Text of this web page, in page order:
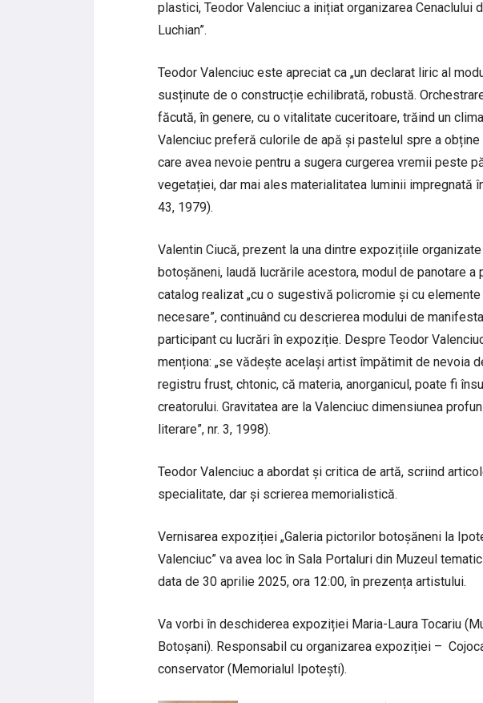
plastici, Teodor Valenciuc a inițiat organizarea Cenaclului
Luchian”.
Teodor Valenciuc este apreciat ca „un declarat liric al
susținute de o construcție echilibrată, robustă.
făcută, în genere, cu o vitalitate cuceritoare, trăind un
Valenciuc preferă culorile de apă și pastelul spre a
care avea nevoie pentru a sugera curgerea vremii peste
vegetației, dar mai ales materialitatea luminii impregnată în
43, 1979).
Valentin Ciucă, prezent la una dintre expozițiile
botoșăneni, laudă lucrările acestora, modul de panotare a
catalog realizat „cu o sugestivă policromie și cu
necesare”, continuând cu descrierea modului de
participant cu lucrări în expoziție. Despre Teodor
menționa: „se vădește același artist împătimit de nevoia
registru frust, chtonic, că materia, anorganicul, poate fi
creatorului. Gravitatea are la Valenciuc dimensiunea
literare”, nr. 3, 1998).
Teodor Valenciuc a abordat și critica de artă, scriind
specialitate, dar și scrierea memorialistică.
Vernisarea expoziției „Galeria pictorilor botoșăneni la
Valenciuc” va avea loc în Sala Portaluri din Muzeul
data de 30 aprilie 2025, ora 12:00, în prezența artistului.
Va vorbi în deschiderea expoziției Maria-Laura Tocariu
Botoșani). Responsabil cu organizarea expoziției –
conservator (Memorialul Ipotești).